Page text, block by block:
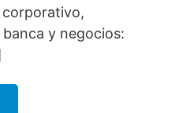
y negocios: